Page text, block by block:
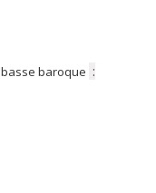
baroque :